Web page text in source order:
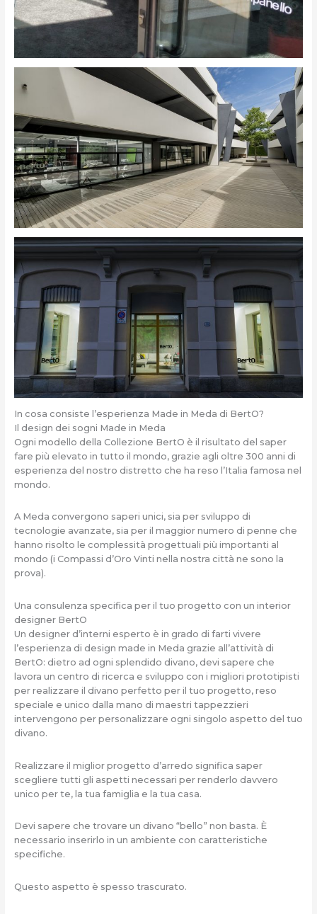
In cosa consiste l’esperienza Made in Meda di BertO?
Il design dei sogni Made in Meda
Ogni modello della Collezione BertO è il risultato del saper
fare più elevato in tutto il mondo, grazie agli oltre 300 anni di
esperienza del nostro distretto che ha reso l’Italia famosa nel
mondo.
A Meda convergono saperi unici, sia per sviluppo di
tecnologie avanzate, sia per il maggior numero di penne che
hanno risolto le complessità progettuali più importanti al
mondo (i Compassi d’Oro Vinti nella nostra città ne sono la
prova).
Una consulenza specifica per il tuo progetto con un interior
designer BertO
Un designer d’interni esperto è in grado di farti vivere
l’esperienza di design made in Meda grazie all’attività di
BertO: dietro ad ogni splendido divano, devi sapere che
lavora un centro di ricerca e sviluppo con i migliori prototipisti
per realizzare il divano perfetto per il tuo progetto, reso
speciale e unico dalla mano di maestri tappezzieri
intervengono per personalizzare ogni singolo aspetto del tuo
divano.
Realizzare il miglior progetto d’arredo significa saper
scegliere tutti gli aspetti necessari per renderlo davvero
unico per te, la tua famiglia e la tua casa.
Devi sapere che trovare un divano “bello” non basta. È
necessario inserirlo in un ambiente con caratteristiche
specifiche.
Questo aspetto è spesso trascurato.